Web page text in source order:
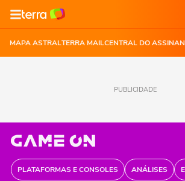
MAPA ASTRALTERRA MAILCENTRAL DO
PUBLICIDADE
PLATAFORMAS E CONSOLES ANÁLISES